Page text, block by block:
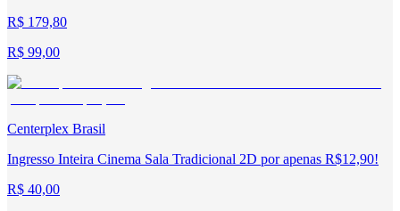
R$ 179,80
R$ 99,00
Centerplex Brasil
Ingresso Inteira Cinema Sala Tradicional 2D por apenas R$12,90!
R$ 40,00